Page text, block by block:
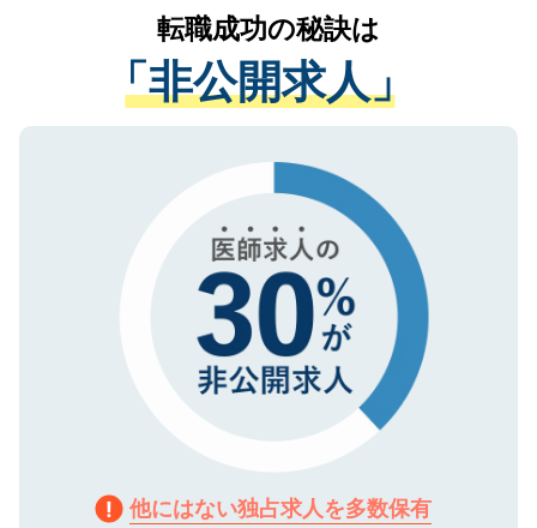
は、個人情報の取り扱いについての厳密な
管理基準を満たした事業者のみに付与され
る、プライバシーマークを取得済みです。
で、機密保持に関してもご安心ください。
かがいして、現在の医療機関の状況や紹介
経験をまじえながら、適切なアドバイスを
させていただきます。すぐにご転職をされ
ない方には、長期的なサポートが可能です
ので、まずはご登録ください。
転職成功の秘訣は
「非公開求人」
他にはない独占求人を多数保有